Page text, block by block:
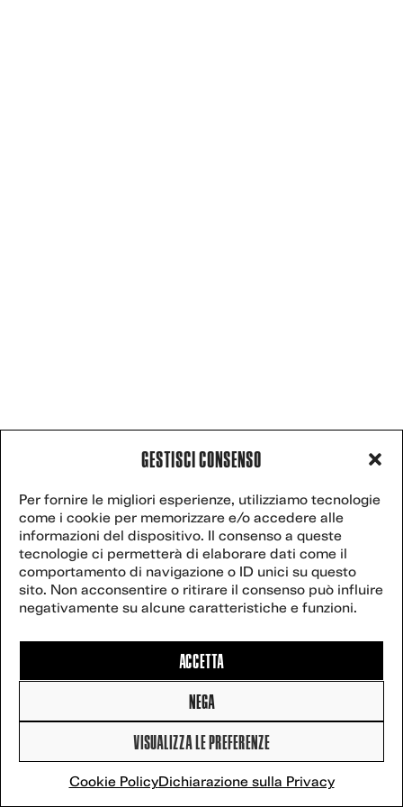
GESTISCI CONSENSO
Per fornire le migliori esperienze, utilizziamo tecnologie
come i cookie per memorizzare e/o accedere alle
informazioni del dispositivo. Il consenso a queste
tecnologie ci permetterà di elaborare dati come il
comportamento di navigazione o ID unici su questo
sito. Non acconsentire o ritirare il consenso può influire
negativamente su alcune caratteristiche e funzioni.
ACCETTA
NEGA
VISUALIZZA LE PREFERENZE
Cookie PolicyDichiarazione sulla Privacy